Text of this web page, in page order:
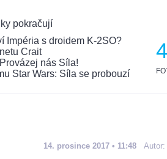
14. prosince 2017 • 11:48 Autor: